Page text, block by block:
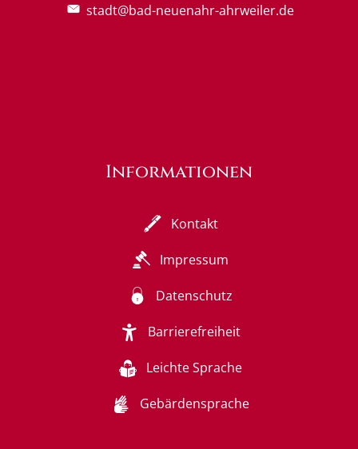
stadt@bad-neuenahr-ahrweiler.de
Informationen
Kontakt
Impressum
Datenschutz
Barrierefreiheit
Leichte Sprache
Gebärdensprache